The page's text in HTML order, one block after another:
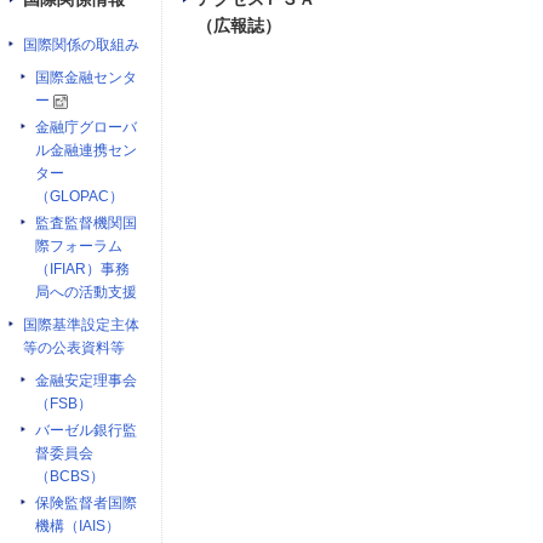
国際関係の取組み
国際金融センタ
ー
金融庁グローバ
ル金融連携セン
ター
（GLOPAC）
監査監督機関国
際フォーラム
（IFIAR）事務
局への活動支援
国際基準設定主体
等の公表資料等
金融安定理事会
（FSB）
バーゼル銀行監
督委員会
（BCBS）
保険監督者国際
機構（IAIS）
（広報誌）